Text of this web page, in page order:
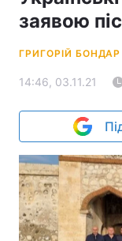
заявою
ГРИГОРІЙ БОНДАР
14:46, 03.11.21